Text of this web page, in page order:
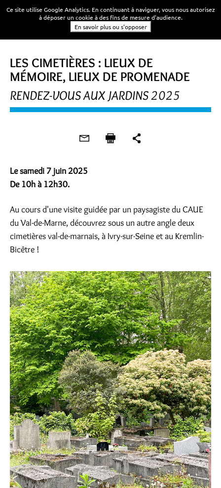
PROMENADE
LES CIMETIÈRES : LIEUX DE
MÉMOIRE, LIEUX DE PROMENADE
RENDEZ-VOUS AUX JARDINS 2025
Le samedi 7 juin 2025
De 10h à 12h30.
Au cours d'une visite guidée par un paysagiste du CAUE
du Val-de-Marne, découvrez sous un autre angle deux
cimetières val-de-marnais, à Ivry-sur-Seine et au Kremlin-
Bicêtre !
Ce site utilise Google Analytics. En continuant à naviguer, vous nous autorisez
à déposer un cookie à des fins de mesure d'audience.
En savoir plus ou s'opposer